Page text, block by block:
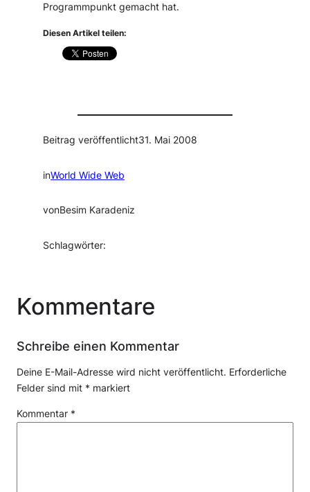
Programmpunkt gemacht hat.
Diesen Artikel teilen:
Beitrag veröffentlicht31. Mai 2008
inWorld Wide Web
vonBesim Karadeniz
Schlagwörter:
Kommentare
Schreibe einen Kommentar
Deine E-Mail-Adresse wird nicht veröffentlicht. Erforderliche
Felder sind mit * markiert
Kommentar *